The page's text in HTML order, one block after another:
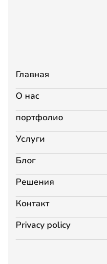
Главная
О нас
портфолио
Услуги
Блог
Решения
Контакт
Privacy policy